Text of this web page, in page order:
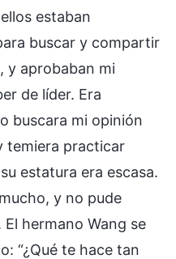
estaban
buscar y compartir
y aprobaban mi
de líder. Era
buscara mi opinión
temiera practicar
estatura era escasa.
y no pude
hermano Wang se
“¿Qué te hace tan